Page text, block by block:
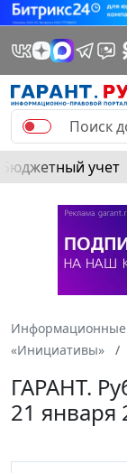
Бюджетный учет
Информационные
«Инициативы»
ГАРАНТ.
21 января